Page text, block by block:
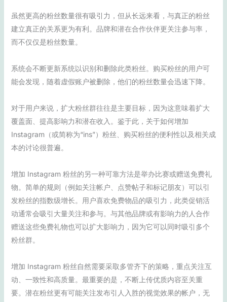
虽然更高的粉丝数量很有吸引力，但从长远来看，与真正的粉丝
建立真正的关系更为有利。品牌和潜在合作伙伴更关注参与率，
而不仅仅是粉丝数量。
系统会不断更新系统以识别和删除此类粉丝。购买粉丝的用户可
能会发现，随着虚假账户被删除，他们的粉丝数量会迅速下降。
对于用户来说，扩大粉丝群往往是主要目标，因为这意味着扩大
覆盖面、提高影响力和潜在收入。鉴于此，关于如何增加
Instagram（或简称为“ins”）粉丝、购买粉丝的便利性以及相关成
本的讨论很普遍。
增加 Instagram 粉丝的另一种可靠方法是举办比赛或赠送免费礼
物。简单的规则（例如关注帐户、点赞帖子和标记朋友）可以引
发粉丝的指数级增长。用户喜欢免费物品的吸引力，此类促销活
动通常会吸引大量关注和参与。与其他品牌或有影响力的人合作
赠送这些免费礼物也可以扩大影响力，因为它可以同时吸引多个
粉丝群。
增加 Instagram 粉丝自然需要采取多管齐下的策略，重点关注互
动、一致性和高质量。最重要的是，不断上传优质内容至关重
要。潜在粉丝更有可能关注发布引人入胜的视觉效果的帐户，无